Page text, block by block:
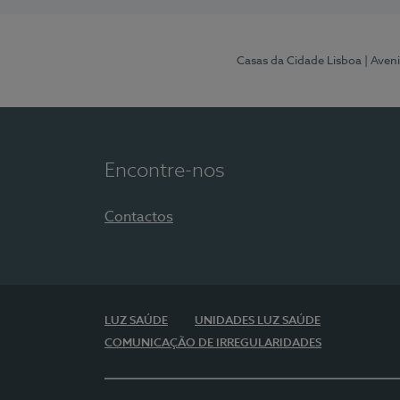
Casas da Cidade Lisboa |
Encontre-nos
Contactos
LUZ SAÚDE
UNIDADES LUZ SAÚDE
COMUNICAÇÃO DE IRREGULARIDADES